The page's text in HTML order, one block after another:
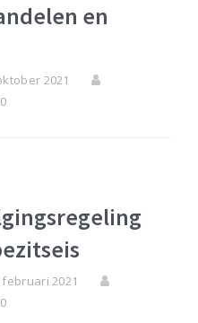
en
2021
0
februari 2021
0